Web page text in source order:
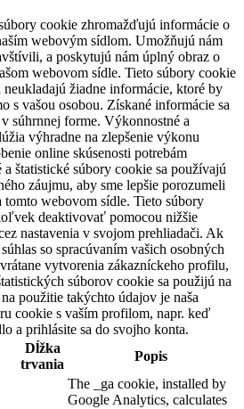
cookie zhromažďujú informácie o
webovým sídlom. Umožňujú nám
a poskytujú nám úplný obraz o
webovom sídle. Tieto súbory cookie
žiadne informácie, ktoré by
s vašou osobou. Získané informácie sa
súhrnnej forme. Výkonnostné a
výhradne na zlepšenie výkonu
online skúsenosti potrebám
štatistické súbory cookie sa používajú
záujmu, aby sme lepšie porozumeli
webovom sídle. Tieto súbory
deaktivovať pomocou nižšie
nastavenia v svojom prehliadači. Ak
so spracúvaním vašich osobných
vytvorenia zákazníckeho profilu,
súborov cookie sa použijú na
použitie takýchto údajov je naša
cookie s vaším profilom, napr. keď
a prihlásite sa do svojho konta.
Dĺžka
trvania
Popis
The _ga cookie, installed by
Google Analytics, calculates